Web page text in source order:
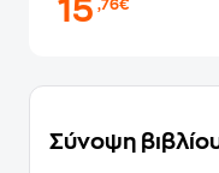
15,76€
Σύνοψη